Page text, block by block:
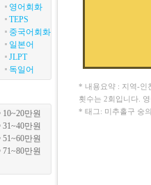
영어회화
TEPS
중국어회화
일본어
JLPT
독일어
10~20만원
31~40만원
51~60만원
71~80만원
* 내용요약 : 지역-인
횟수는 2회입니다.
* 태그: 미추홀구 숭